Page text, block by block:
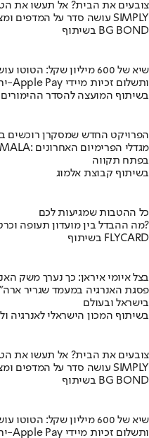
צובעים את הבית? אל תעשו את
מומחה BG BOND עושה סדר על המדפים ומציג את מותג הצבע SIMPLY
בשיתוף BG BOND
שיא של 600 מיליון שקל: הטוטו עושה מהפיכה
יחסי הימור משופרים, הפקדות ב-Apple Pay ותשלום זכיות מיידי
בשיתוף המועצה להסדר
הפרויקט החדש שמסקרן רוכשים
בפתח תקווה
בשיתוף קבוצת אלמוג
כל ההטבות שמגיעות לכם
מה ההבדל בין מועדון תעופה וכרטיס אשראי?
בשיתוף FLYCARD
בצל איומי איראן: כך נערך משק
פסגת האנרגיה במעמד שגריר
בישראל ובעולם
בשיתוף המכון הישראלי לאנרגיה
צובעים את הבית? אל תעשו את
מומחה BG BOND עושה סדר על המדפים ומציג את מותג הצבע SIMPLY
בשיתוף BG BOND
שיא של 600 מיליון שקל: הטוטו עושה מהפיכה
יחסי הימור משופרים, הפקדות ב-Apple Pay ותשלום זכיות מיידי